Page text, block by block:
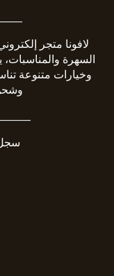
لافونا متجر
السهرة
وخيارات متنوعة
سجل